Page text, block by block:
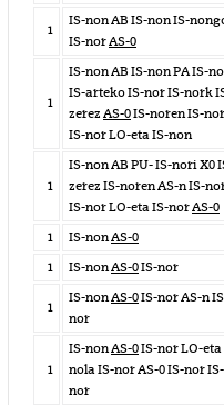
1
IS-non AB IS-non IS-
IS-norAS-0
1
IS-non AB IS-non PA IS-
IS-arteko IS-nor IS-nork
zerez AS-0IS-noren IS-nor
IS-nor LO-eta IS-non
1
IS-non AB PU- IS-nori X0
zerez IS-noren AS-n IS-
IS-nor LO-eta IS-norAS-0
1
IS-nonAS-0
1
IS-nonAS-0IS-nor
1
IS-nonAS-0IS-nor AS-n
nor
1
IS-nonAS-0IS-nor LO-eta
nola IS-nor AS-0 IS-nor IS-
nor